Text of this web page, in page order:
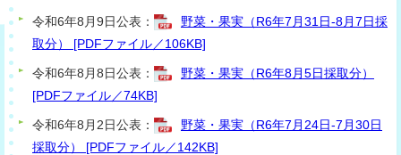
令和6年8月9日公表：
野菜・果実（R6年7月31日-8月7日採
取分） [PDFファイル／106KB]
令和6年8月8日公表：
野菜・果実（R6年8月5日採取分）
[PDFファイル／74KB]
令和6年8月2日公表：
野菜・果実（R6年7月24日-7月30日
採取分） [PDFファイル／142KB]